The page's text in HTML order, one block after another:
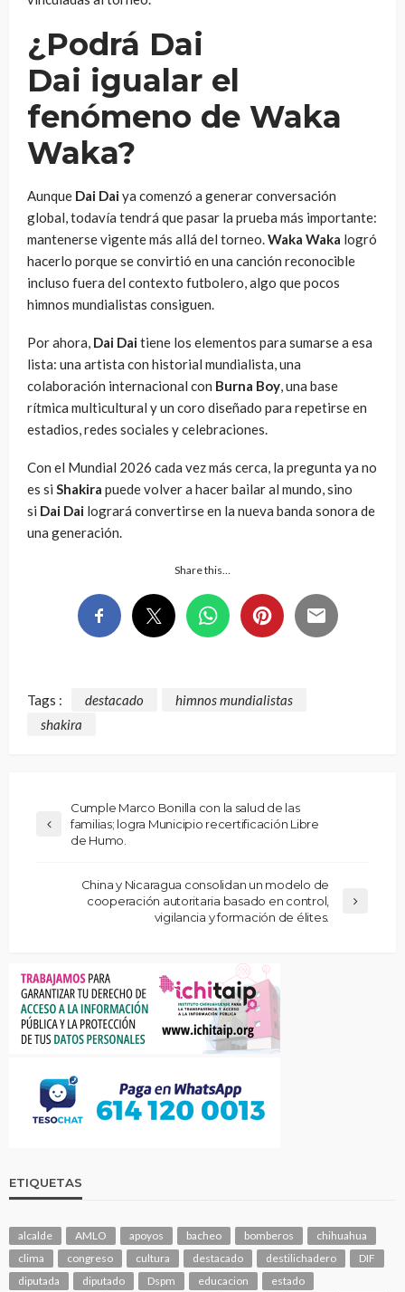
¿Podrá Dai
Dai igualar el
fenómeno de Waka
Waka?
Aunque Dai Daiya comenzó a generar conversación
global, todavía tendrá que pasar la prueba más importante:
mantenerse vigente más allá del torneo.Waka Waka logró
hacerlo porque se convirtió en una canción reconocible
incluso fuera del contexto futbolero, algo que pocos
himnos mundialistas consiguen.
Por ahora, Dai Daitiene los elementos para sumarse a esa
lista: una artista con historial mundialista, una
colaboración internacional con Burna Boy, una base
rítmica multicultural y un coro diseñado para repetirse en
estadios, redes sociales y celebraciones.
Con el Mundial 2026 cada vez más cerca, la pregunta ya no
es si Shakira puede volver a hacer bailar al mundo, sino
si Dai Dai logrará convertirse en la nueva banda sonora de
una generación.
Share this…
Tags : destacado
himnos mundialistas
shakira
Cumple Marco Bonilla con la salud de las
familias; logra Municipio recertificación Libre
de Humo.
China y Nicaragua consolidan un modelo de
cooperación autoritaria basado en control,
vigilancia y formación de élites.
ETIQUETAS
alcalde AMLO apoyos bacheo bomberos
chihuahua
clima
congreso cultura destacado destilichadero
DIF
diputada
diputado Dspm educacion
estado